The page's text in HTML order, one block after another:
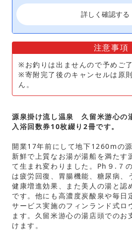
詳しく確認する
注意事項
※お釣りは出ませんので予めご了
※寄附完了後のキャンセルは原
ん。
源泉掛け流し温泉 久留米游心の
入浴回数券10枚綴り2冊です。
開業17年前にして地下1260mの
新鮮で上質なお湯が湯船を満たす
て生まれ変わりました。Ph９.７
は疲労回復、胃腸機能、糖尿病、
健康増進効果、また美人の湯と認
です。他にも高濃度炭酸泉や毎日
サービス実施のフィンランド式ロ
ます。久留米游心の湯店頭でのお
けます。